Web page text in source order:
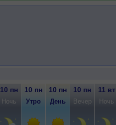
10 пн 10 пн 10 пн 10 пн 11 вт
Ночь Утро День Вечер Ночь